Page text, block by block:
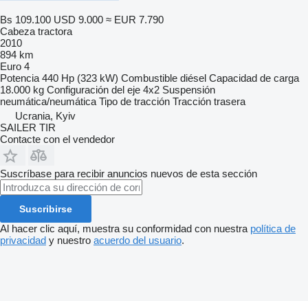
Bs 109.100 USD 9.000 ≈ EUR 7.790
Cabeza tractora
2010
894 km
Euro 4
Potencia 440 Hp (323 kW) Combustible diésel Capacidad de carga
18.000 kg Configuración del eje 4x2 Suspensión
neumática/neumática Tipo de tracción Tracción trasera
Ucrania, Kyiv
SAILER TIR
Contacte con el vendedor
Suscríbase para recibir anuncios nuevos de esta sección
Suscribirse
Al hacer clic aquí, muestra su conformidad con nuestra política de
privacidad y nuestro acuerdo del usuario.